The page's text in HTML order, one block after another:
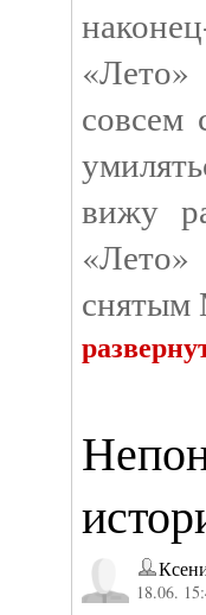
вижу
18.06.